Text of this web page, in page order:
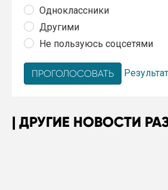
Одноклассники
Другими
Не пользуюсь соцсетями
ДРУГИЕ НОВОСТИ